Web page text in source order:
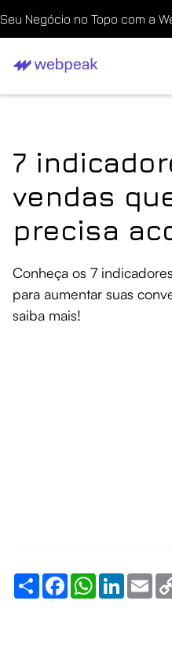
Seu Negócio no Topo com a
7
vendas
precisa
Conheça os 7
para aumentar suas
saiba mais!
Share FacebookWhatsApp
LinkedIn